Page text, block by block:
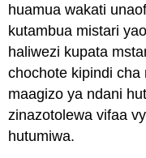
huamua wakati
kutambua mistari
haliwezi kupata
chochote kipindi cha
maagizo ya ndani
zinazotolewa vifaa
hutumiwa.